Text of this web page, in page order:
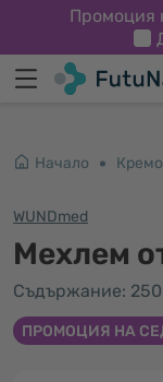
Промоция
Начало
WUNDmed
Мехлем
Съдържание:
ПРОМОЦИЯ НА